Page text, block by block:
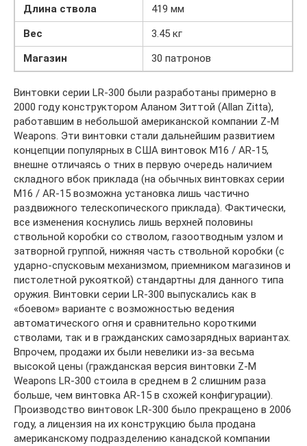
Длина ствола
419 мм
Вес
3.45 кг
Магазин
30 патронов
Винтовки серии LR-300 были разработаны примерно в
2000 году конструктором Аланом Зиттой (Allan Zitta),
работавшим в небольшой американской компании Z-M
Weapons. Эти винтовки стали дальнейшим развитием
концепции популярных в США винтовок M16 / AR-15,
внешне отличаясь о тних в первую очередь наличием
складного вбок приклада (на обычных винтовках серии
M16 / AR-15 возможна установка лишь частично
раздвижного телескопического приклада). Фактически,
все изменения коснулись лишь верхней половины
ствольной коробки со стволом, газоотводным узлом и
затворной группой, нижняя часть ствольной коробки (с
ударно-спусковым механизмом, приемником магазинов и
пистолетной рукояткой) стандартны для данного типа
оружия. Винтовки серии LR-300 выпускались как в
«боевом» варианте с возможностью ведения
автоматического огня и сравнительно короткими
стволами, так и в гражданских самозарядных вариантах.
Впрочем, продажи их были невелики из-за весьма
высокой цены (гражданская версия винтовки Z-M
Weapons LR-300 стоила в среднем в 2 слишним раза
больше, чем винтовка AR-15 в схожей конфигурации).
Производство винтовок LR-300 было прекращено в 2006
году, а лицензия на их конструкцию была продана
американскому подразделению канадской компании